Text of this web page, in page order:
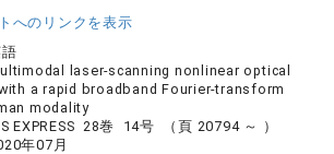
へのリンクを表示
laser-scanning nonlinear optical
a rapid broadband Fourier-transform
modality
EXPRESS 28巻 14号 （頁 20794 ～ ）
年07月